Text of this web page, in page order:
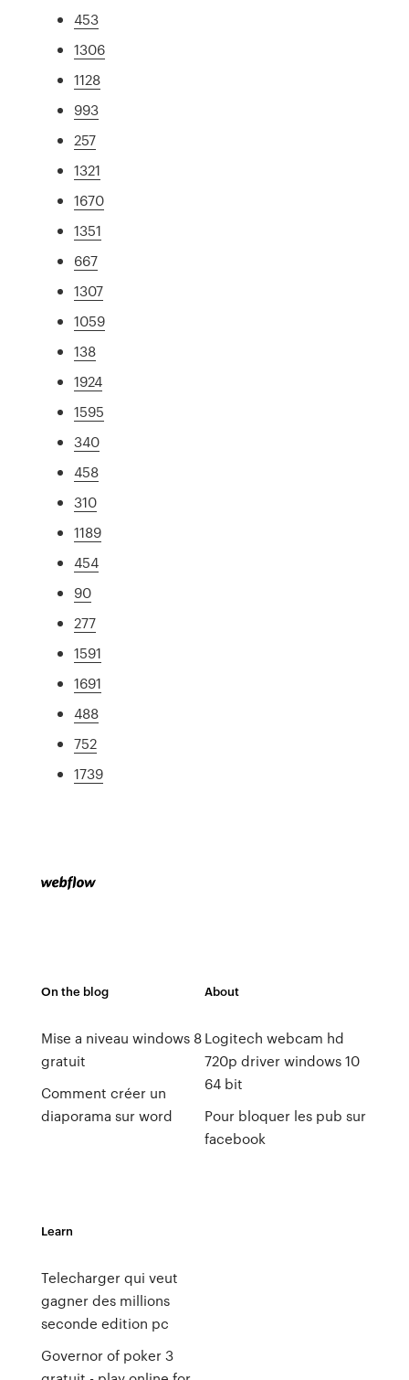
453
1306
1128
993
257
1321
1670
1351
667
1307
1059
138
1924
1595
340
458
310
1189
454
90
277
1591
1691
488
752
1739
On the blog
Mise a niveau windows 8
gratuit
Comment créer un
diaporama sur word
About
Logitech webcam hd
720p driver windows 10
64 bit
Pour bloquer les pub sur
facebook
Learn
Telecharger qui veut
gagner des millions
seconde edition pc
Governor of poker 3